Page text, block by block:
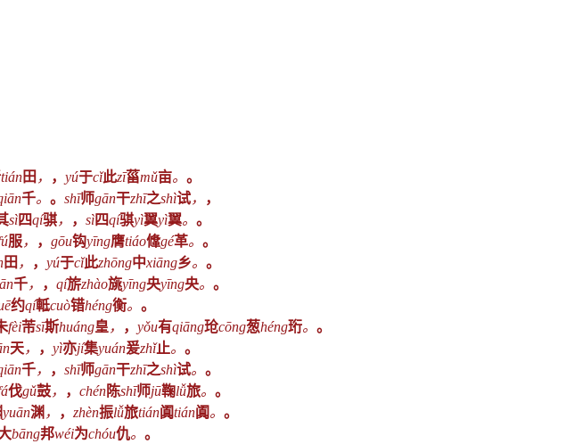
tián田 ， ， yú于cǐ此zī菑mǔ亩。 。
千。 。 shī师gān干zhī之shì试，
，
sì四qí骐， ， sì四qí骐yì翼yì翼。 。
服， ， gōu钩yīng膺tiáo鞗gé革。 。
田 ， ， yú于cǐ此zhōng中xiāng乡。 。
千， ， qí旂zhào旐yīng央yīng央。 。
约qí軧cuò错héng衡。 。
fèi芾sī斯huáng皇 ， ， yǒu有qiāng玱cōng葱héng珩。 。
天， ， yì亦jí集yuán爰zhǐ止。 。
千， ， shī师gān干zhī之shì试。 。
伐gǔ鼓， ， chén陈shī师jū鞠lǚ旅。 。
yuān渊 ， ， zhèn振lǚ旅tián阗tián阗。 。
bāng邦wéi为chóu仇。 。